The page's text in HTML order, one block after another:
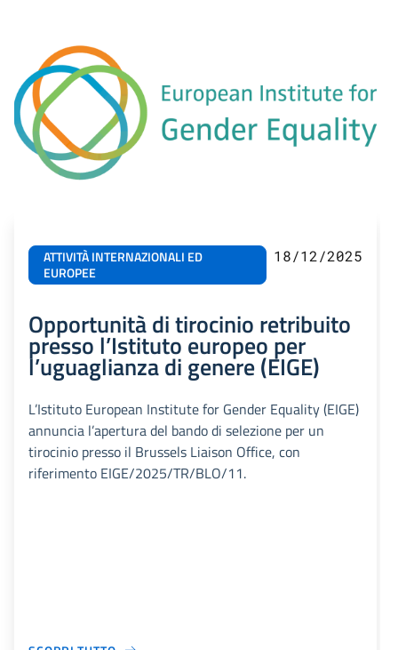
ATTIVITÀ INTERNAZIONALI ED
EUROPEE
18/12/2025
Opportunità di tirocinio retribuito
presso l’Istituto europeo per
l’uguaglianza di genere (EIGE)
L’Istituto European Institute for Gender Equality (EIGE)
annuncia l’apertura del bando di selezione per un
tirocinio presso il Brussels Liaison Office, con
riferimento EIGE/2025/TR/BLO/11.